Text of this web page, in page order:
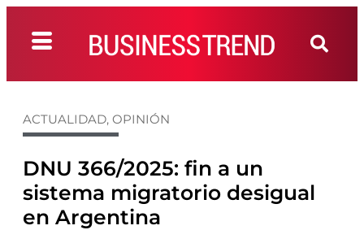
ACTUALIDAD, OPINIÓN
DNU 366/2025: fin a un
sistema migratorio desigual
en Argentina